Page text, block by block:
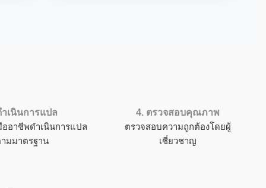
ำเนินการแปล
อาชีพดำเนินการแปล
มมาตรฐาน
4. ตรวจสอบคุณภาพ
ตรวจสอบความถูกต้องโดยผู้
เชี่ยวชาญ